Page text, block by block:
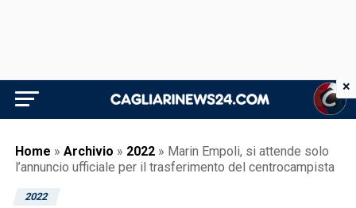
Home » Archivio » 2022 » Marin Empoli, si attende solo
l’annuncio ufficiale per il trasferimento del centrocampista
2022
×